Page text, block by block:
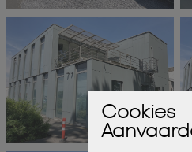
Cookies